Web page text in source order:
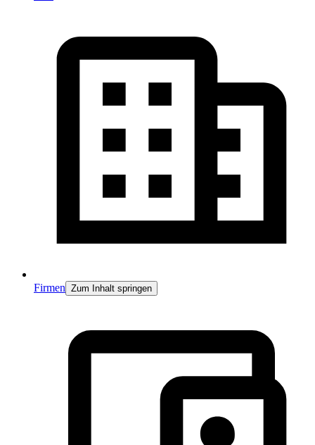
Firmen Zum Inhalt springen